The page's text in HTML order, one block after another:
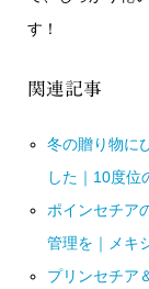
す！
関連記事
冬の贈り物に
した｜10度位
ポインセチア
管理を｜メキ
プリンセチア